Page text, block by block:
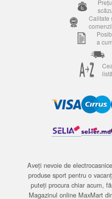
Calitate
a
Aveți nevoie de
produse sport pentru o
puteți procura chiar acum,
Magazinul online MaxMart